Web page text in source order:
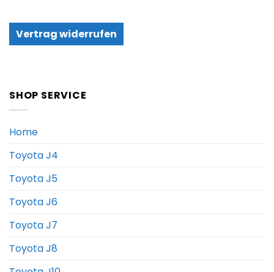
Vertrag widerrufen
SHOP SERVICE
Home
Toyota J4
Toyota J5
Toyota J6
Toyota J7
Toyota J8